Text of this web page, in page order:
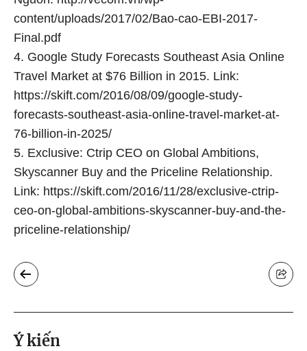
content/uploads/2017/02/Bao-cao-EBI-2017-
Final.pdf
4. Google Study Forecasts Southeast Asia Online
Travel Market at $76 Billion in 2015. Link:
https://skift.com/2016/08/09/google-study-
forecasts-southeast-asia-online-travel-market-at-
76-billion-in-2025/
5. Exclusive: Ctrip CEO on Global Ambitions,
Skyscanner Buy and the Priceline Relationship.
Link: https://skift.com/2016/11/28/exclusive-ctrip-
ceo-on-global-ambitions-skyscanner-buy-and-the-
priceline-relationship/
Ý kiến